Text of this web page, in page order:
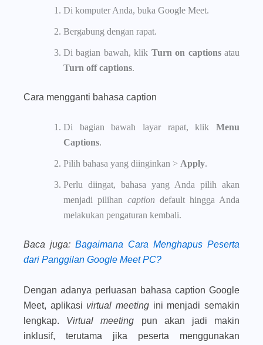
Di komputer Anda, buka Google Meet.
Bergabung dengan rapat.
Di bagian bawah, klik Turn on captions atau
Turn off captions.
Cara mengganti bahasa caption
Di bagian bawah layar rapat, klik Menu
Captions.
Pilih bahasa yang diinginkan > Apply.
Perlu diingat, bahasa yang Anda pilih akan
menjadi pilihan caption default hingga Anda
melakukan pengaturan kembali.
Baca juga: Bagaimana Cara Menghapus Peserta
dari Panggilan Google Meet PC?
Dengan adanya perluasan bahasa caption Google
Meet, aplikasi virtual meeting ini menjadi semakin
lengkap. Virtual meeting pun akan jadi makin
inklusif, terutama jika peserta menggunakan